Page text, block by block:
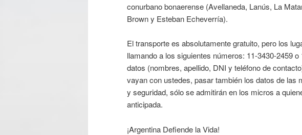
conurbano bonaerense (Avellaneda, Lanús, La
Brown y Esteban Echeverría).
El transporte es absolutamente gratuito, pero los
llamando a los siguientes números: 11-3430-2459
datos (nombres, apellido, DNI y teléfono de
vayan con ustedes, pasar también los datos de las
y seguridad, sólo se admitirán en los micros a
anticipada.
¡Argentina Defiende la Vida!